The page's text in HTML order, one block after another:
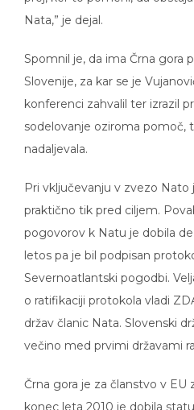
Nata,” je dejal.
Slovenije, za kar se je
konferenci zahvalil ter izrazil
sodelovanje oziroma pomoč,
nadaljevala.
praktično tik pred ciljem.
pogovorov k Natu je dobila
letos pa je bil podpisan
Severnoatlantski pogodbi.
o ratifikaciji protokola vladi
držav članic Nata. Slovenski
večino med prvimi državami
konec leta 2010 je dobila